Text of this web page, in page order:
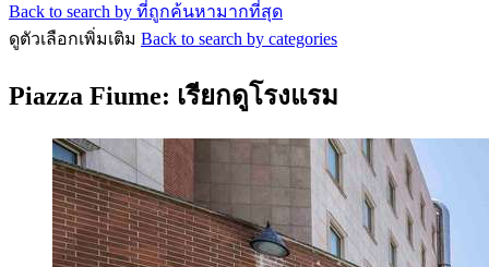
Back to search by ที่ถูกค้นหามากที่สุด
ดูตัวเลือกเพิ่มเติม Back to search by categories
Piazza Fiume: เรียกดูโรงแรม